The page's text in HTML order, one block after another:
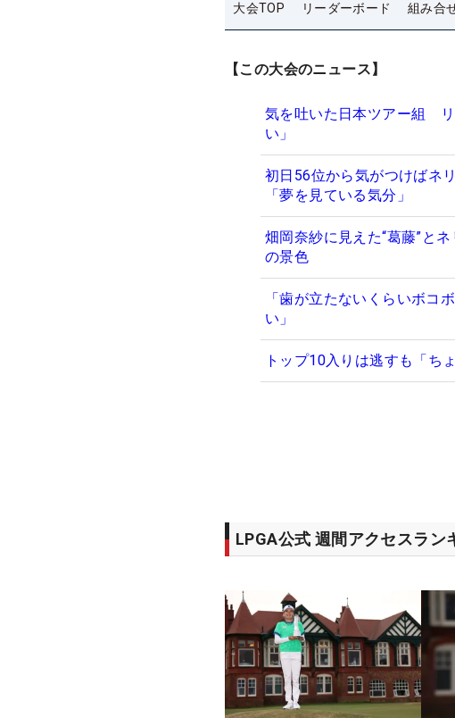
大会TOP リーダーボード 組み合
【この大会のニュース】
気を吐いた日本ツアー組 リ
い」
初日56位から気がつけばネ
「夢を見ている気分」
畑岡奈紗に見えた“葛藤”と
の景色
「歯が立たないくらいボ
い」
トップ10入りは逃すも「
LPGA公式 週間アクセスラン